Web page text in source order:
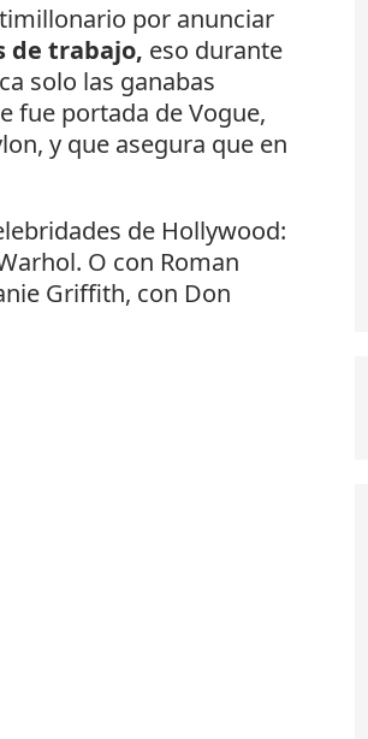
por anunciar
de trabajo, eso durante
solo las ganabas
fue portada de Vogue,
y que asegura que en
de Hollywood:
O con Roman
Griffith, con Don